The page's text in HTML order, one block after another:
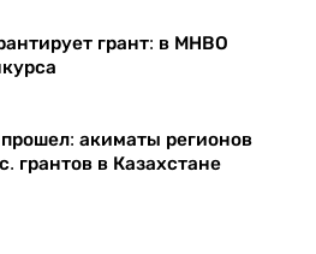
грант: в МНВО
акиматы регионов
грантов в Казахстане